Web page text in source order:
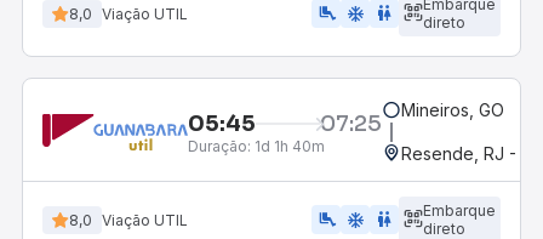
8,0 Viação UTIL airline_seat_legroom_extra ac_unit WC
Embarque
direto
05:45 07:25
Duração: 1d 1h 40m
Mineiros, GO
Resende, RJ -
8,0 Viação UTIL airline_seat_legroom_extra ac_unit wc
Embarque
direto